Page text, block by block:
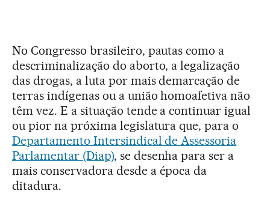
No Congresso brasileiro, pautas como a
descriminalização do aborto, a legalização
das drogas, a luta por mais demarcação de
terras indígenas ou a união homoafetiva não
têm vez. E a situação tende a continuar igual
ou pior na próxima legislatura que, para o
Departamento Intersindical de Assessoria
Parlamentar (Diap), se desenha para ser a
mais conservadora desde a época da
ditadura.